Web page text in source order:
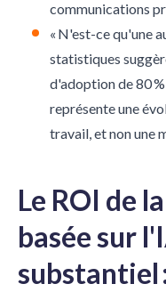
communications
« N'est-ce qu'une
statistiques
d'adoption de 80
représente une
travail, et non une
Le ROI de
basée sur
substantiel